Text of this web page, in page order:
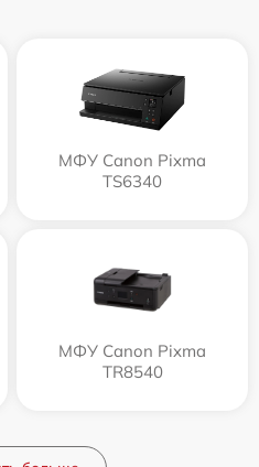
МФУ Canon Pixma
TS6340
МФУ Canon Pixma
TR8540